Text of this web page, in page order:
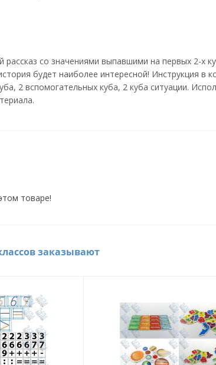
со значениями выпавшими на первых 2-х
будет наиболее интересной! Инструкция
2 вспомогательных куба, 2 куба ситуации.
товаре!
заказывают